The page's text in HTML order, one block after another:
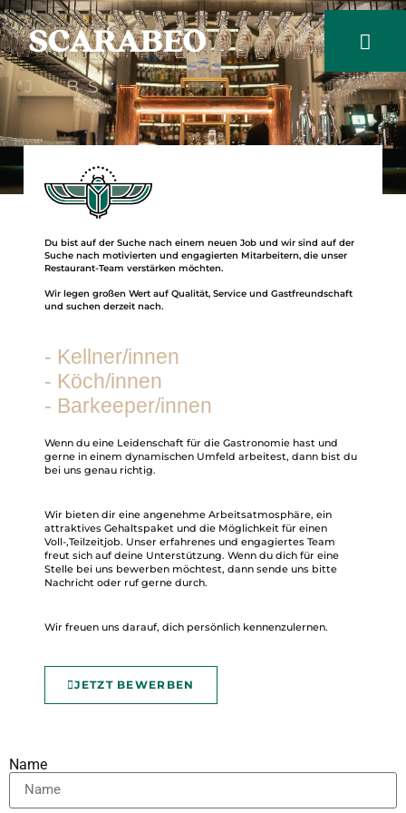
JOBS
Du bist auf der Suche nach einem neuen Job und wir sind auf der
Suche nach motivierten und engagierten Mitarbeitern, die unser
Restaurant-Team verstärken möchten.
Wir legen großen Wert auf Qualität, Service und Gastfreundschaft
und suchen derzeit nach.
- Kellner/innen
- Köch/innen
- Barkeeper/innen
Wenn du eine Leidenschaft für die Gastronomie hast und
gerne in einem dynamischen Umfeld arbeitest, dann bist du
bei uns genau richtig.
Wir bieten dir eine angenehme Arbeitsatmosphäre, ein
attraktives Gehaltspaket und die Möglichkeit für einen
Voll-,Teilzeitjob. Unser erfahrenes und engagiertes Team
freut sich auf deine Unterstützung. Wenn du dich für eine
Stelle bei uns bewerben möchtest, dann sende uns bitte
Nachricht oder ruf gerne durch.
Wir freuen uns darauf, dich persönlich kennenzulernen.
JETZT BEWERBEN
Name